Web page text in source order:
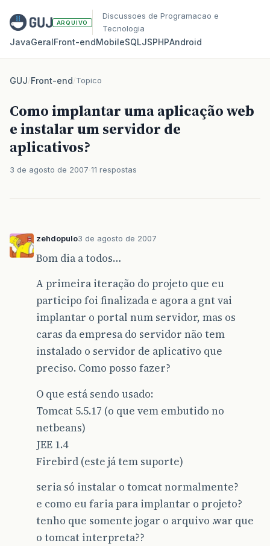
ARQUIVO
Discussoes de Programacao e
Tecnologia
JavaGeralFront‑endMobileSQLJSPHPAndroid
GUJ/Front-end/Topico
Como implantar uma aplicação web
e instalar um servidor de
aplicativos?
3 de agosto de 2007 11 respostas
zehdopulo3 de agosto de 2007
Bom dia a todos…
A primeira iteração do projeto que eu
participo foi finalizada e agora a gnt vai
implantar o portal num servidor, mas os
caras da empresa do servidor não tem
instalado o servidor de aplicativo que
preciso. Como posso fazer?
O que está sendo usado:
Tomcat 5.5.17 (o que vem embutido no
netbeans)
JEE 1.4
Firebird (este já tem suporte)
seria só instalar o tomcat normalmente?
e como eu faria para implantar o projeto?
tenho que somente jogar o arquivo .war que
o tomcat interpreta??